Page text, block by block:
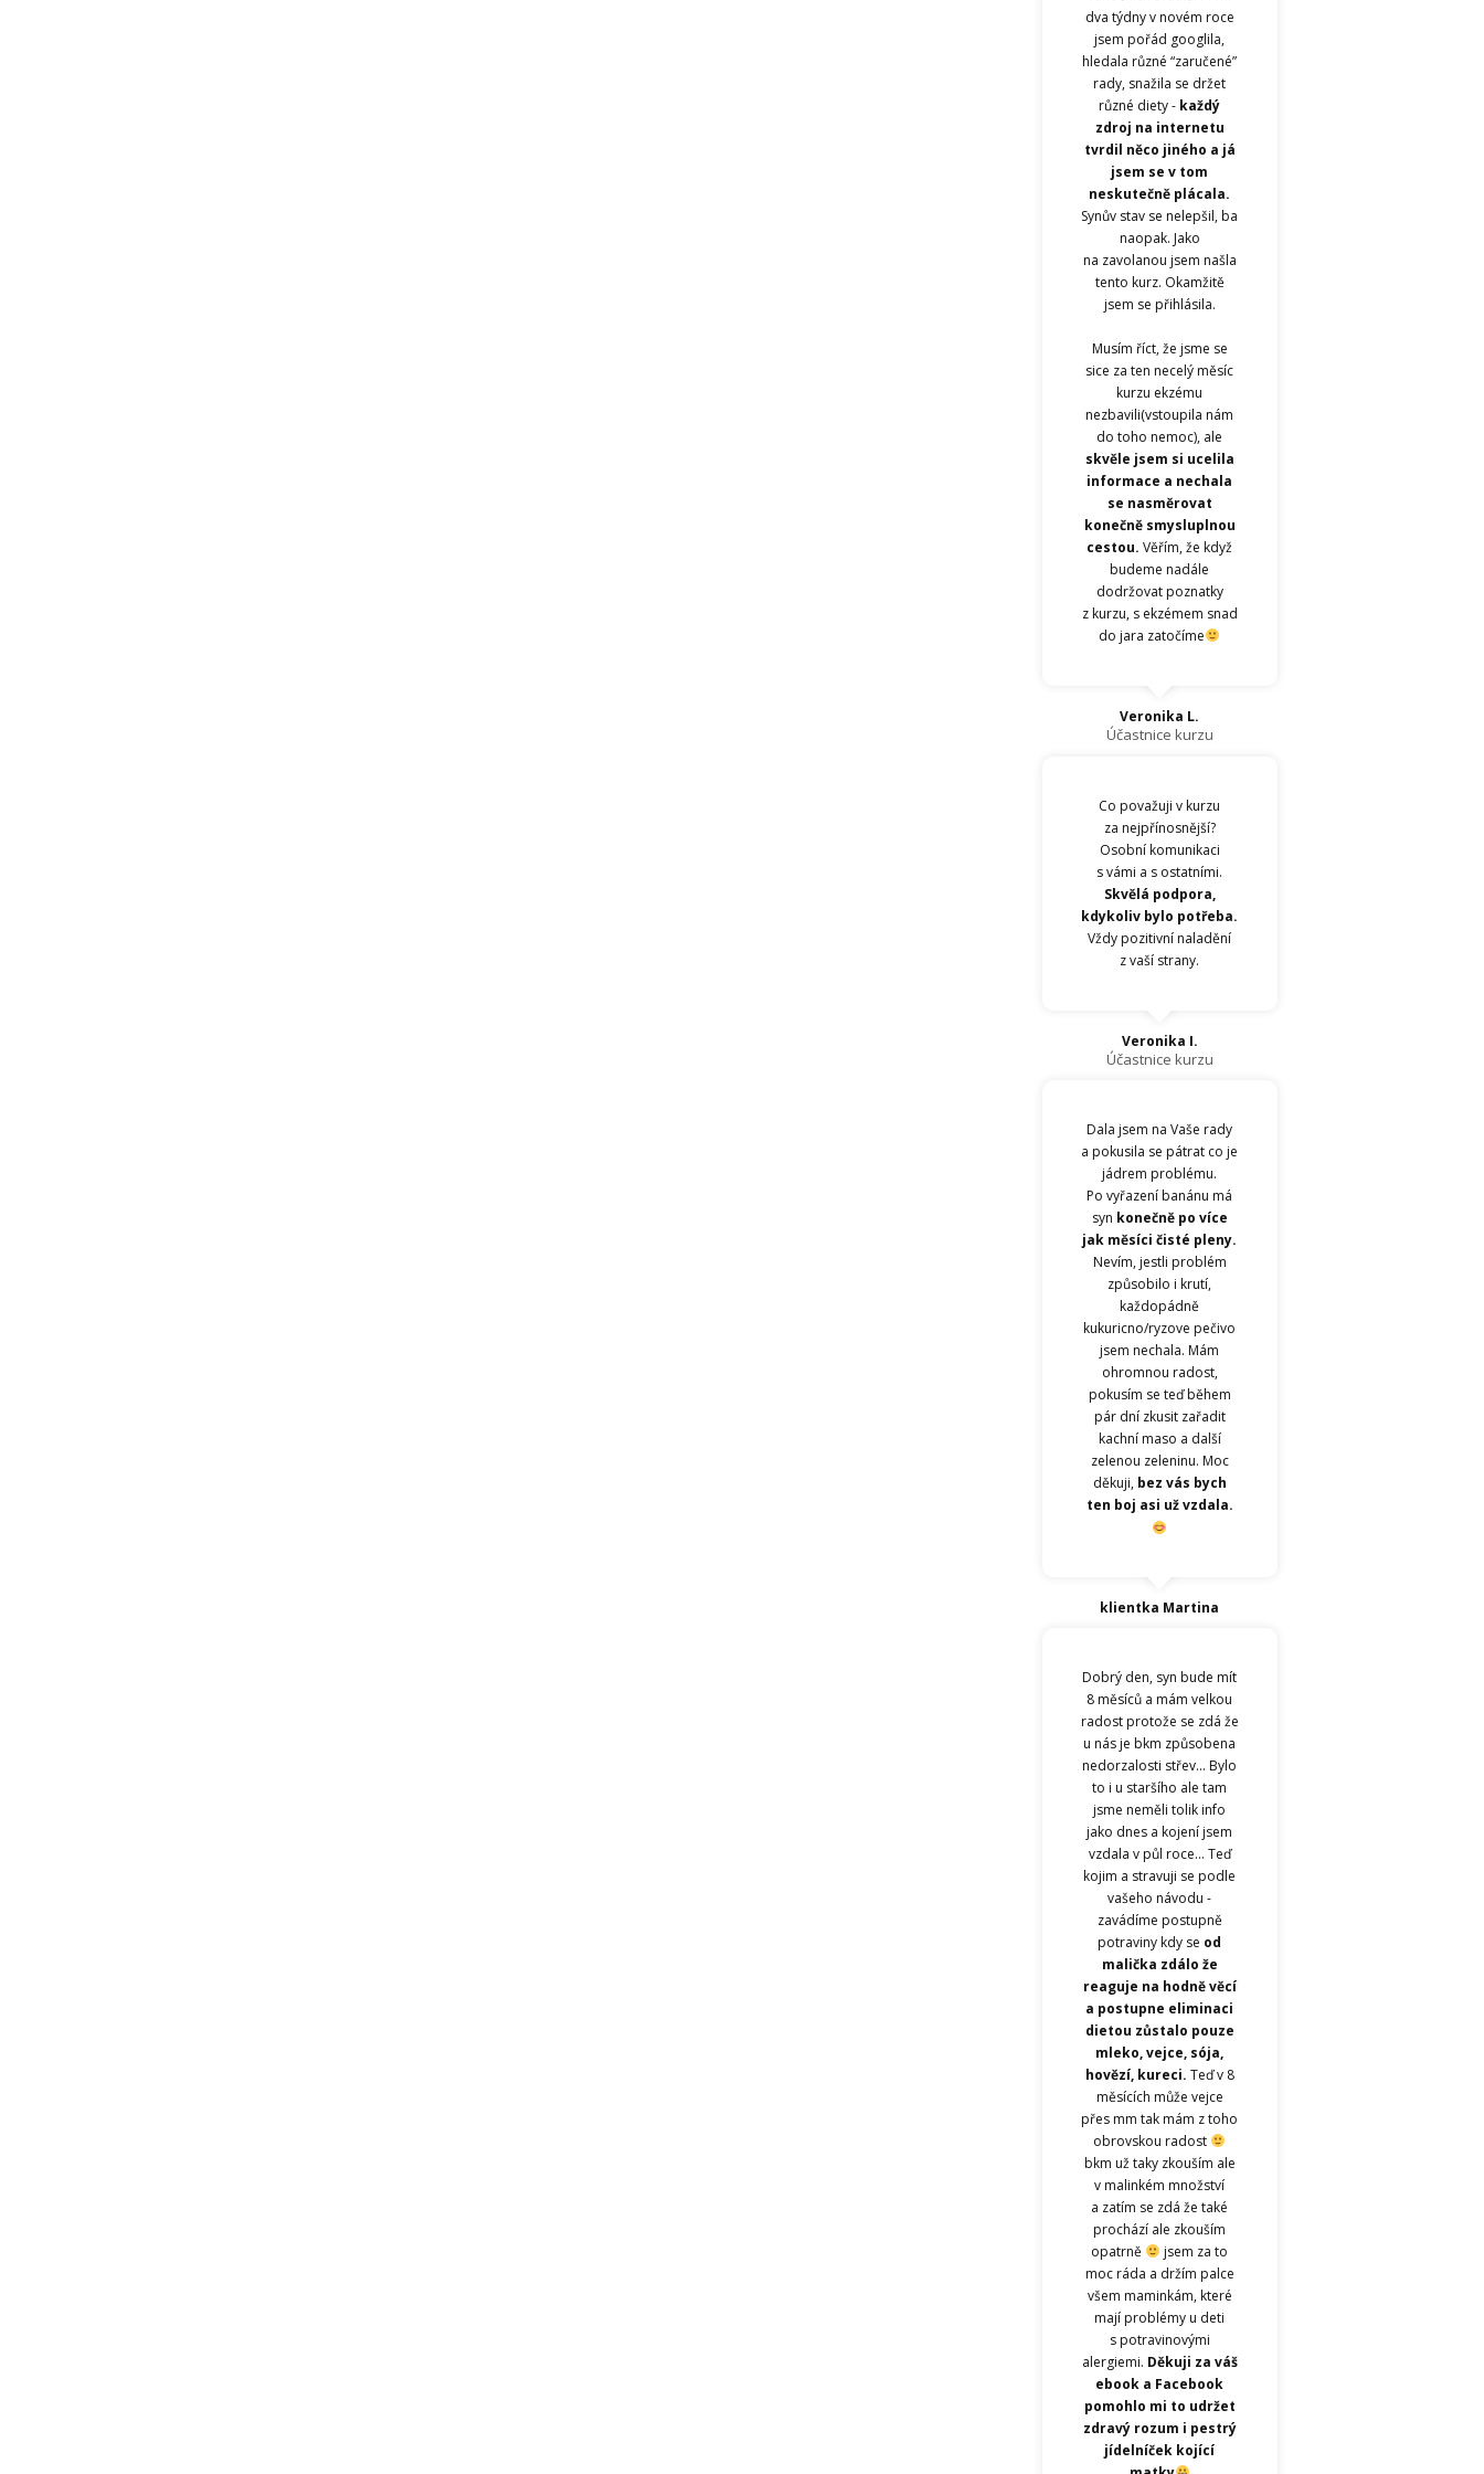
dva týdny v novém roce
jsem pořád googlila,
hledala různé “zaručené”
rady, snažila se držet
různé diety - každý
zdroj na internetu
tvrdil něco jiného a já
jsem se v tom
neskutečně plácala.
Synův stav se nelepšil, ba
naopak. Jako
na zavolanou jsem našla
tento kurz. Okamžitě
jsem se přihlásila.
Musím říct, že jsme se
sice za ten necelý měsíc
kurzu ekzému
nezbavili(vstoupila nám
do toho nemoc), ale
skvěle jsem si ucelila
informace a nechala
se nasměrovat
konečně smysluplnou
cestou. Věřím, že když
budeme nadále
dodržovat poznatky
z kurzu, s ekzémem snad
do jara zatočíme
Veronika L.
Účastnice kurzu
Co považuji v kurzu
za nejpřínosnější?
Osobní komunikaci
s vámi a s ostatními.
Skvělá podpora,
kdykoliv bylo potřeba.
Vždy pozitivní naladění
z vaší strany.
Veronika I.
Účastnice kurzu
Dala jsem na Vaše rady
a pokusila se pátrat co je
jádrem problému.
Po vyřazení banánu má
syn konečně po více
jak měsíci čisté pleny.
Nevím, jestli problém
způsobilo i krutí,
každopádně
kukuricno/ryzove pečivo
jsem nechala. Mám
ohromnou radost,
pokusím se teď během
pár dní zkusit zařadit
kachní maso a další
zelenou zeleninu. Moc
děkuji, bez vás bych
ten boj asi už vzdala.
klientka Martina
Dobrý den, syn bude mít
8 měsíců a mám velkou
radost protože se zdá že
u nás je bkm způsobena
nedorzalosti střev... Bylo
to i u staršího ale tam
jsme neměli tolik info
jako dnes a kojení jsem
vzdala v půl roce... Teď
kojim a stravuji se podle
vašeho návodu -
zavádíme postupně
potraviny kdy se od
malička zdálo že
reaguje na hodně věcí
a postupne eliminaci
dietou zůstalo pouze
mleko, vejce, sója,
hovězí, kureci. Teď v 8
měsících může vejce
přes mm tak mám z toho
obrovskou radost
bkm už taky zkouším ale
v malinkém množství
a zatím se zdá že také
prochází ale zkouším
opatrně
jsem za to
moc ráda a držím palce
všem maminkám, které
mají problémy u deti
s potravinovými
alergiemi. Děkuji za váš
ebook a Facebook
pomohlo mi to udržet
zdravý rozum i pestrý
jídelníček kojící